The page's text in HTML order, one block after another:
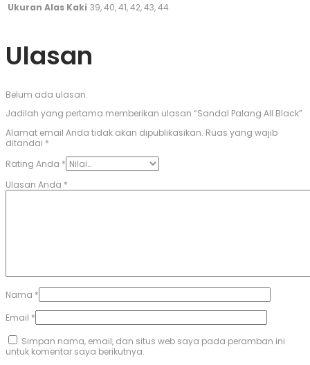
Ukuran Alas Kaki 39, 40, 41, 42, 43, 44
Ulasan
Belum ada ulasan.
Jadilah yang pertama memberikan ulasan “Sandal Palang All Black”
Alamat email Anda tidak akan dipublikasikan. Ruas yang wajib
ditandai *
Rating Anda *
Ulasan Anda *
Nama *
Email *
Simpan nama, email, dan situs web saya pada peramban ini
untuk komentar saya berikutnya.